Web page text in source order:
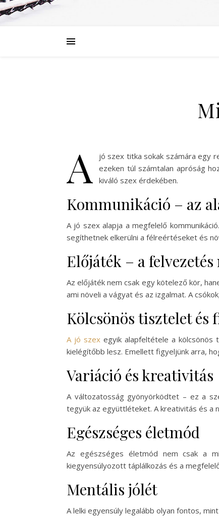
A
jó szex titka sokak számára egy
ezeken túl számtalan apróság
kiváló szex érdekében.
Kommunikáció – az
A jó szex alapja a megfelelő
segíthetnek elkerülni a félreértéseket és
Előjáték – a felvezetés
Az előjáték nem csak egy kötelező kör,
ami növeli a vágyat és az izgalmat. A
Kölcsönös tisztelet és
A jó szex egyik alapfeltétele a
kielégítőbb lesz. Emellett figyeljünk arra,
Variáció és kreativitás
A változatosság gyönyörködtet – ez a
tegyük az együttléteket. A kreativitás és a
Egészséges életmód
Az egészséges életmód nem csak a
kiegyensúlyozott táplálkozás és a
Mentális jólét
A lelki egyensúly legalább olyan fontos,